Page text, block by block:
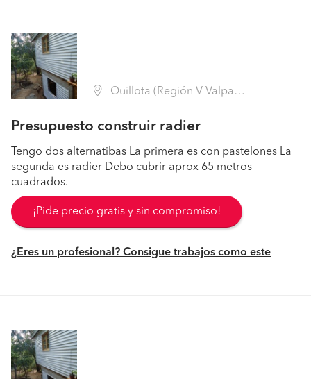
Quillota (Región V Valparaíso - Quillota)
Presupuesto construir radier
Tengo dos alternatibas La primera es con pastelones La
segunda es radier Debo cubrir aprox 65 metros
cuadrados.
¡Pide precio gratis y sin compromiso!
¿Eres un profesional? Consigue trabajos como este